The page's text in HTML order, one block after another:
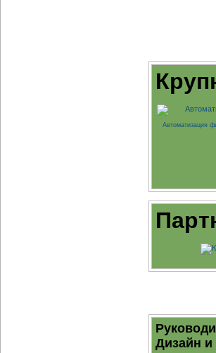
Автоматизация
Дизайн и